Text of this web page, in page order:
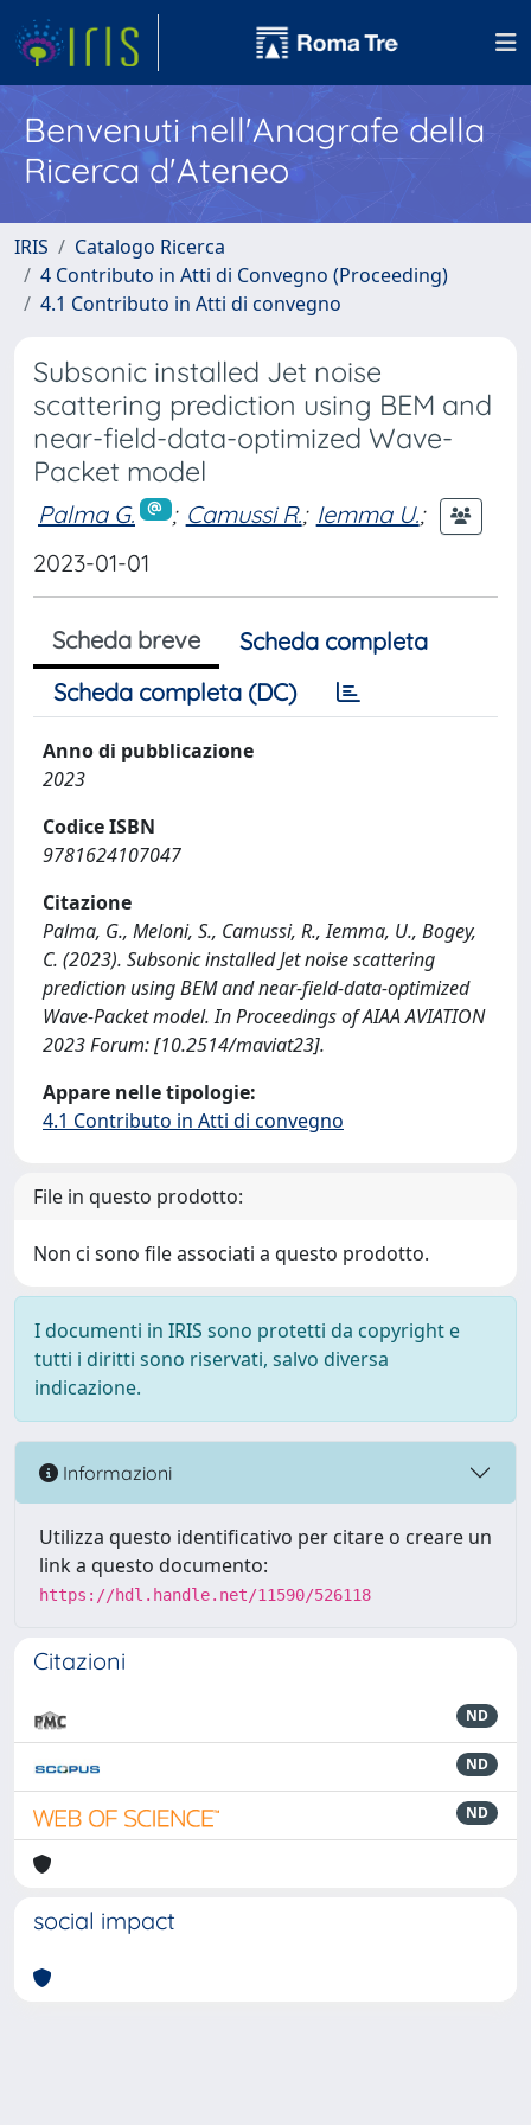
Benvenuti nell'Anagrafe della
Ricerca d'Ateneo
IRIS
Catalogo Ricerca
4 Contributo in Atti di Convegno (Proceeding)
4.1 Contributo in Atti di convegno
Subsonic installed Jet noise
scattering prediction using BEM and
near-field-data-optimized Wave-
Packet model
Palma G. ; Camussi R.; Iemma U.;
2023-01-01
Scheda breve
Scheda completa
Scheda completa (DC)
Anno di pubblicazione
2023
Codice ISBN
9781624107047
Citazione
Palma, G., Meloni, S., Camussi, R., Iemma, U., Bogey,
C. (2023). Subsonic installed Jet noise scattering
prediction using BEM and near-field-data-optimized
Wave-Packet model. In Proceedings of AIAA AVIATION
2023 Forum: [10.2514/maviat23].
Appare nelle tipologie:
4.1 Contributo in Atti di convegno
File in questo prodotto:
Non ci sono file associati a questo prodotto.
I documenti in IRIS sono protetti da copyright e
tutti i diritti sono riservati, salvo diversa
indicazione.
Informazioni
Utilizza questo identificativo per citare o creare un
link a questo documento:
https://hdl.handle.net/11590/526118
Citazioni
ND
ND
ND
social impact